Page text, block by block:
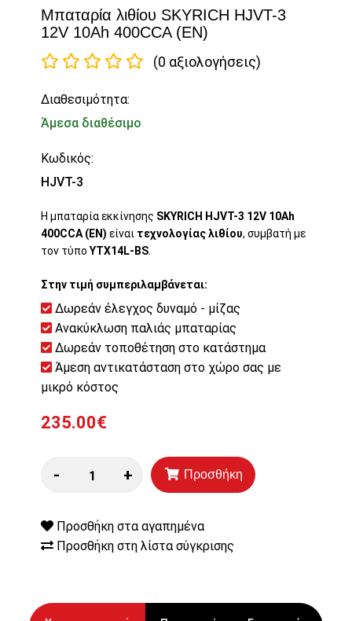
Μπαταρία λιθίου SKYRICH HJVT-3
12V 10Ah 400CCA (EN)
(0 αξιολογήσεις)
Διαθεσιμότητα:
Άμεσα διαθέσιμο
Κωδικός:
HJVT-3
Η μπαταρία εκκίνησης SKYRICH HJVT-3 12V 10Ah
400CCA (EN) είναι τεχνολογίας λιθίου, συμβατή με
τον τύποYTX14L-BS
Στην τιμή συμπεριλαμβάνεται:
Δωρεάν έλεγχος δυναμό - μίζας
Ανακύκλωση παλιάς μπαταρίας
Δωρεάν τοποθέτηση στο κατάστημα
Άμεση αντικατάσταση στο χώρο σας με
μικρό κόστος
235.00€
- + Προσθήκη
Προσθήκη στα αγαπημένα
Προσθήκη στη λίστα σύγκρισης